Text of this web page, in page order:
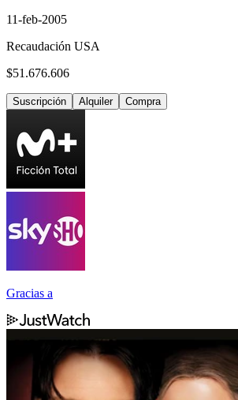
11-feb-2005
Recaudación USA
$51.676.606
Suscripción Alquiler Compra
Gracias a